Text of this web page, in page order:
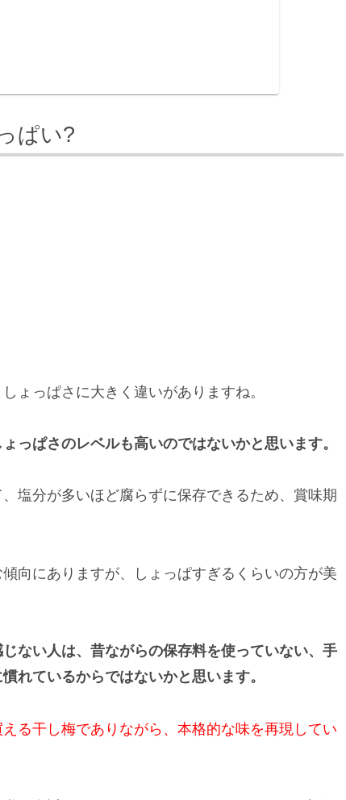
ぱい?
ょっぱさに大きく違いがありますね。
っぱさのレベルも高いのではないかと思います。
塩分が多いほど腐らずに保存できるため、賞味期
向にありますが、しょっぱすぎるくらいの方が美
ない人は、昔ながらの保存料を使っていない、手
れているからではないかと思います。
る干し梅でありながら、本格的な味を再現してい